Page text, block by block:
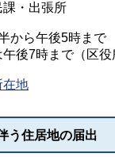
・出張所
から午後5時まで
後7時まで（区役
在地
う住居地の届出